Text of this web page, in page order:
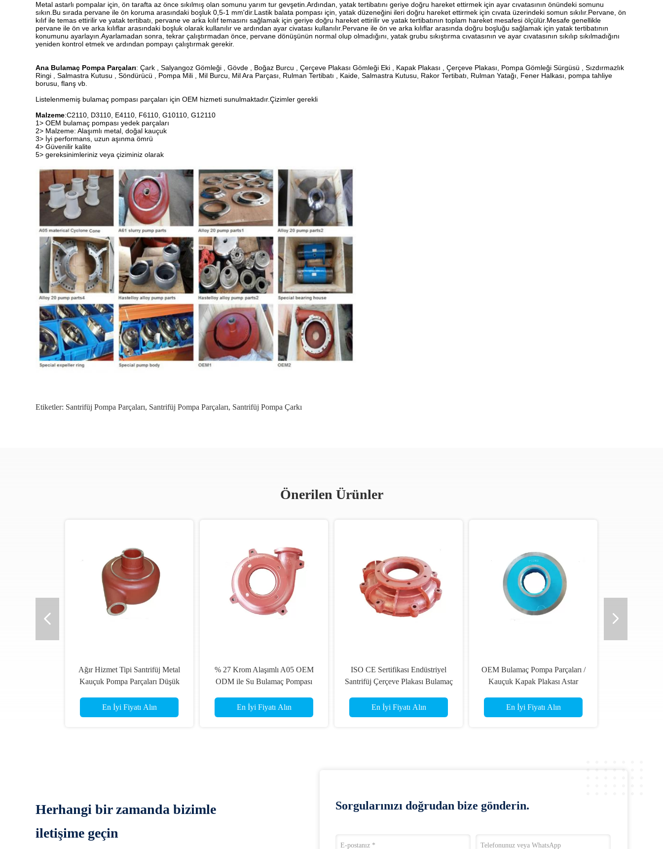
Metal astarlı pompalar için, ön tarafta az önce sıkılmış olan somunu yarım tur gevşetin.Ardından, yatak tertibatını geriye doğru hareket ettirmek için ayar cıvatasının önündeki somunu
sıkın.Bu sırada pervane ile ön koruma arasındaki boşluk 0,5-1 mm'dir.Lastik balata pompası için, yatak düzeneğini ileri doğru hareket ettirmek için cıvata üzerindeki somun sıkılır.Pervane, ön
kılıf ile temas ettirilir ve yatak tertibatı, pervane ve arka kılıf temasını sağlamak için geriye doğru hareket ettirilir ve yatak tertibatının toplam hareket mesafesi ölçülür.Mesafe genellikle
pervane ile ön ve arka kılıflar arasındaki boşluk olarak kullanılır ve ardından ayar civatası kullanılır.Pervane ile ön ve arka kılıflar arasında doğru boşluğu sağlamak için yatak tertibatının
konumunu ayarlayın.Ayarlamadan sonra, tekrar çalıştırmadan önce, pervane dönüşünün normal olup olmadığını, yatak grubu sıkıştırma cıvatasının ve ayar cıvatasının sıkılıp sıkılmadığını
yeniden kontrol etmek ve ardından pompayı çalıştırmak gerekir.
Ana Bulamaç Pompa Parçaları: Çark , Salyangoz Gömleği , Gövde , Boğaz Burcu , Çerçeve Plakası Gömleği Eki , Kapak Plakası , Çerçeve Plakası, Pompa Gömleği Sürgüsü , Sızdırmazlık
Ringi , Salmastra Kutusu , Söndürücü , Pompa Mili , Mil Burcu, Mil Ara Parçası, Rulman Tertibatı , Kaide, Salmastra Kutusu, Rakor Tertibatı, Rulman Yatağı, Fener Halkası, pompa tahliye
borusu, flanş vb.
Listelenmemiş bulamaç pompası parçaları için OEM hizmeti sunulmaktadır.Çizimler gerekli
Malzeme:C2110, D3110, E4110, F6110, G10110, G12110
1> OEM bulamaç pompası yedek parçaları
2> Malzeme: Alaşımlı metal, doğal kauçuk
3> İyi performans, uzun aşınma ömrü
4> Güvenilir kalite
5> gereksinimleriniz veya çiziminiz olarak
Etiketler: Santrifüj Pompa Parçaları, Santrifüj Pompa Parçaları, Santrifüj Pompa Çarkı
Önerilen Ürünler
Ağır Hizmet Tipi Santrifüj Metal
Kauçuk Pompa Parçaları Düşük
En İyi Fiyatı Alın
% 27 Krom Alaşımlı A05 OEM
ODM ile Su Bulamaç Pompası
En İyi Fiyatı Alın
ISO CE Sertifikası Endüstriyel
Santrifüj Çerçeve Plakası Bulamaç
En İyi Fiyatı Alın
OEM Bulamaç Pompa Parçaları /
Kauçuk Kapak Plakası Astar
En İyi Fiyatı Alın
Herhangi bir zamanda bizimle
iletişime geçin
Sorgularınızı doğrudan bize gönderin.